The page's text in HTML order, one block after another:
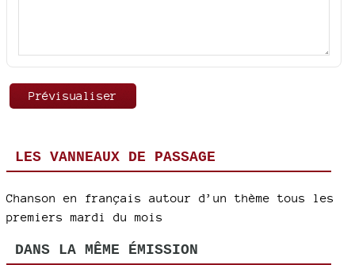
LES VANNEAUX DE PASSAGE
Chanson en français autour d’un thème tous les
premiers mardi du mois
DANS LA MÊME ÉMISSION